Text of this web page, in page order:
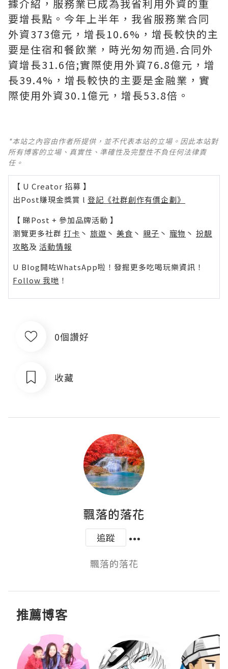
據介紹，服務業已成為我省利用外資的重
要增長點。今年上半年，我省服務業合同
外資373億元，增長10.6%，增長較快的主
要是住宿和餐飲業， 時光匆匆而過.合同外
資增長31.6倍;實際使用外資76.8億元，增
長39.4%，增長較快的主要是金融業，實
際使用外資30.1億元，增長53.8倍。
*本站之內容由作者所提供，並不代表本站的立場。因此本站對
所有博客的立場、真實性、準確性及完整性不負任何法律責
任。
【 U Creator 招募 】
出Post賺現金獎賞 l 登記《社群創作有價企劃》
【 睇Post + 參加品牌活動 】
瀏覽更多社群 打卡 丶 旅遊 丶 美食 丶 親子 丶 寵物 丶 扮靚
攻略及 活動情報
U Blog開咗WhatsApp啦！發掘更多吃喝玩樂資訊！
Follow 我哋 ！
0個讚好
收藏
飄落的落花
追蹤
飄落的落花
推薦博客